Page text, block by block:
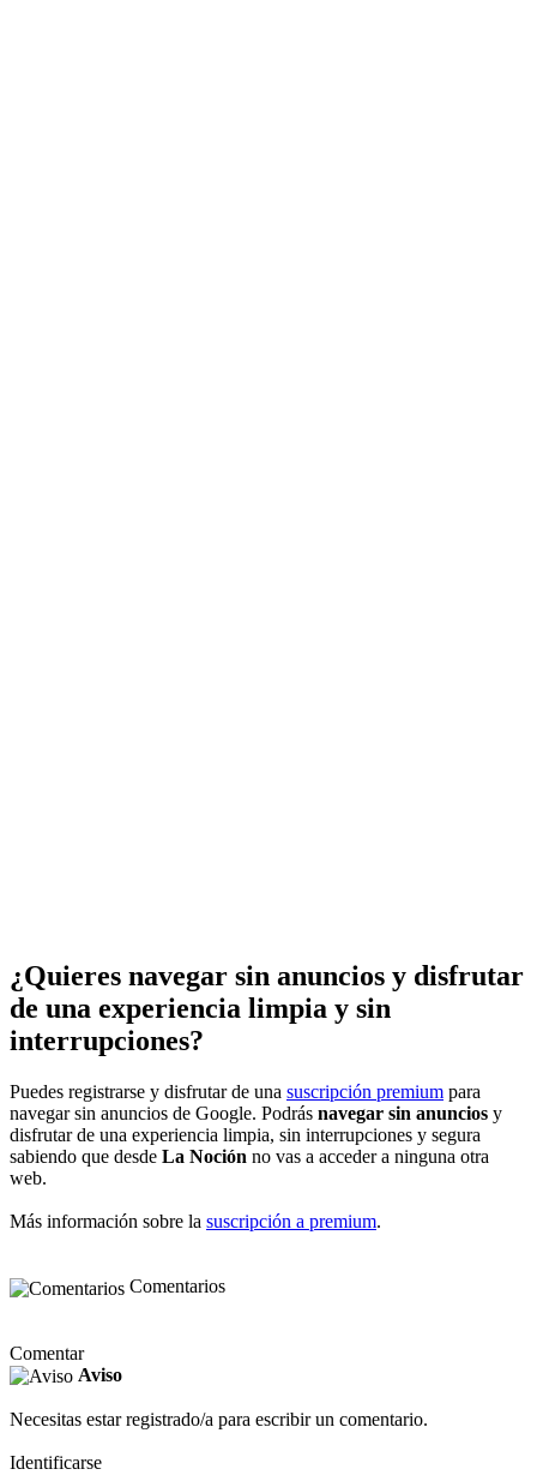
¿Quieres navegar sin anuncios y disfrutar
de una experiencia limpia y sin
interrupciones?
Puedes registrarse y disfrutar de una suscripción premium para
navegar sin anuncios de Google. Podrás navegar sin anuncios y
disfrutar de una experiencia limpia, sin interrupciones y segura
sabiendo que desde La Noción no vas a acceder a ninguna otra
web.
Más información sobre la suscripción a premium.
Comentarios
Comentar
Aviso
Necesitas estar registrado/a para escribir un comentario.
Identificarse